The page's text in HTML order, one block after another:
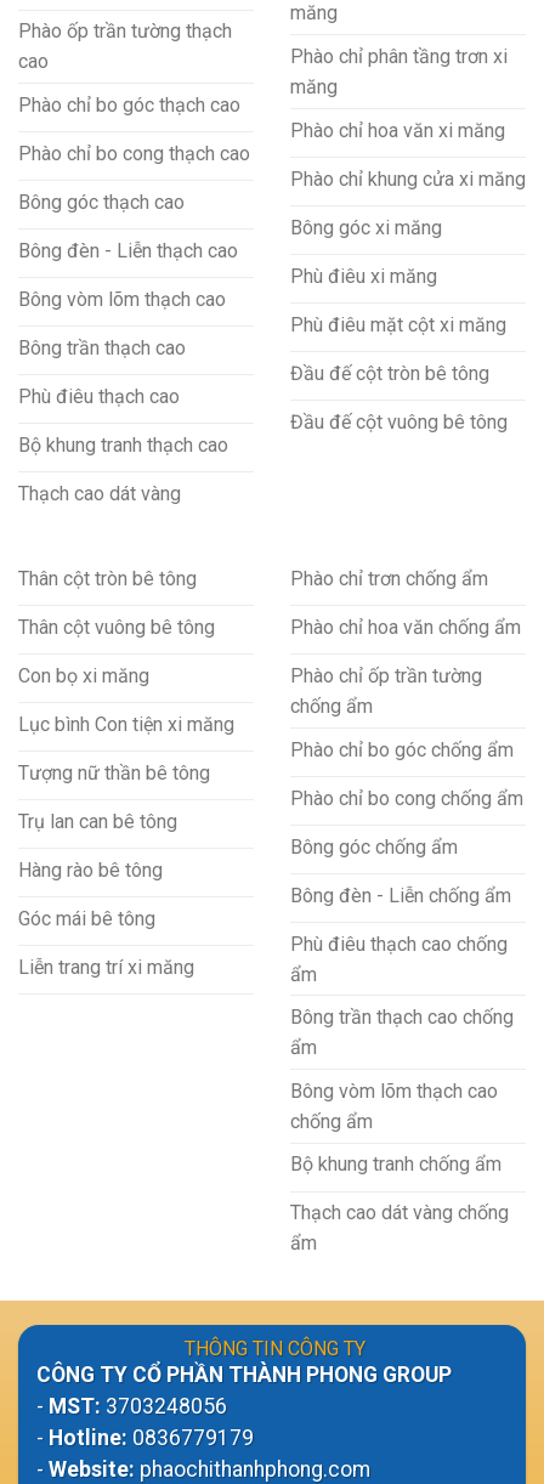
Phào ốp trần tường thạch
cao
Phào chỉ bo góc thạch cao
Phào chỉ bo cong thạch cao
Bông góc thạch cao
Bông đèn - Liễn thạch cao
Bông vòm lõm thạch cao
Bông trần thạch cao
Phù điêu thạch cao
Bộ khung tranh thạch cao
Thạch cao dát vàng
măng
Phào chỉ phân tầng trơn xi
măng
Phào chỉ hoa văn xi măng
Phào chỉ khung cửa xi măng
Bông góc xi măng
Phù điêu xi măng
Phù điêu mặt cột xi măng
Đầu đế cột tròn bê tông
Đầu đế cột vuông bê tông
Thân cột tròn bê tông
Thân cột vuông bê tông
Con bọ xi măng
Lục bình Con tiện xi măng
Tượng nữ thần bê tông
Trụ lan can bê tông
Hàng rào bê tông
Góc mái bê tông
Liễn trang trí xi măng
Phào chỉ trơn chống ẩm
Phào chỉ hoa văn chống ẩm
Phào chỉ ốp trần tường
chống ẩm
Phào chỉ bo góc chống ẩm
Phào chỉ bo cong chống ẩm
Bông góc chống ẩm
Bông đèn - Liễn chống ẩm
Phù điêu thạch cao chống
ẩm
Bông trần thạch cao chống
ẩm
Bông vòm lõm thạch cao
chống ẩm
Bộ khung tranh chống ẩm
Thạch cao dát vàng chống
ẩm
THÔNG TIN CÔNG TY
CÔNG TY CỔ PHẦN THÀNH PHONG GROUP
- MST: 3703248056
- Hotline: 0836779179
- Website: phaochithanhphong.com